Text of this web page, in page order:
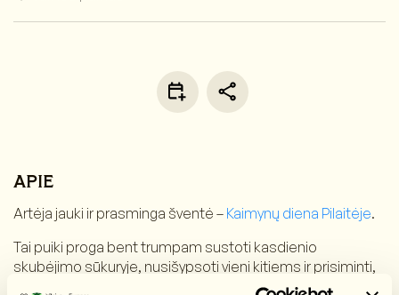
APIE
Artėja jauki ir prasminga šventė – Kaimynų diena Pilaitėje.
Tai puiki proga bent trumpam sustoti kasdienio
skubėjimo sūkuryje, nusišypsoti vieni kitiems ir prisiminti,
kad kaimynystė prasideda nuo paprasto žmogiško ryšio.